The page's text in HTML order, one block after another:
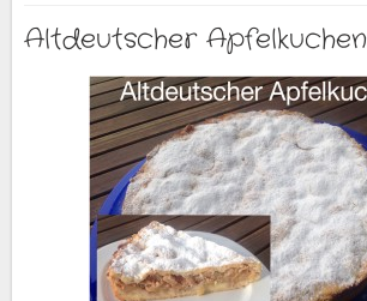
Altdeutscher Apfelkuchen